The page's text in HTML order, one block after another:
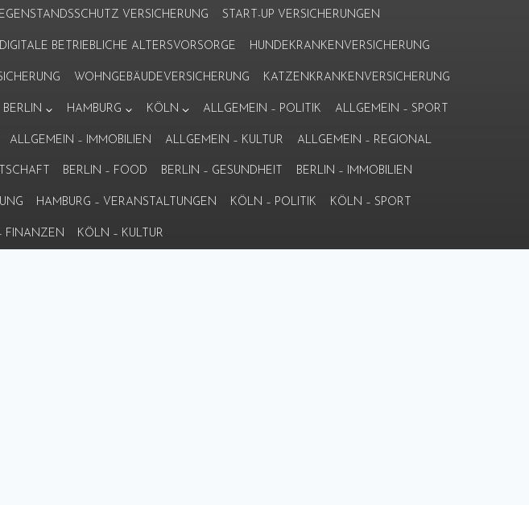
VERSICHERUNG START-UP VERSICHERUNGEN
DIGITALE BETRIEBLICHE ALTERSVORSORGE HUNDEKRANKENVERSICHERUNG
WOHNGEBÄUDEVERSICHERUNG KATZENKRANKENVERSICHERUNG
BERLIN HAMBURG KÖLN ALLGEMEIN – POLITIK ALLGEMEIN – SPORT
ALLGEMEIN – IMMOBILIEN ALLGEMEIN – KULTUR ALLGEMEIN – REGIONAL
BERLIN – FOOD BERLIN – GESUNDHEIT BERLIN – IMMOBILIEN
HAMBURG – VERANSTALTUNGEN KÖLN – POLITIK KÖLN – SPORT
FINANZEN KÖLN – KULTUR